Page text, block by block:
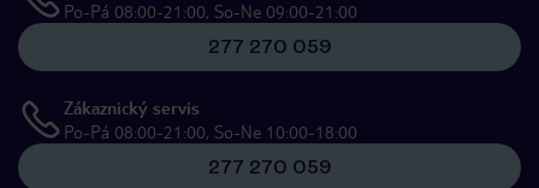
Po-Pá 08:00-21:00, So-Ne 09:00-21:00
277 270 059
Zákaznický servis
Po-Pá 08:00-21:00, So-Ne 10:00-18:00
277 270 059